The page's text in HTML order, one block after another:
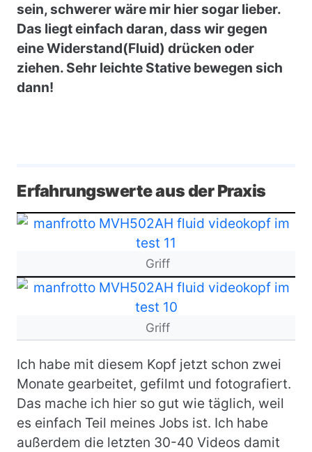
sein, schwerer wäre mir hier sogar lieber.
Das liegt einfach daran, dass wir gegen
eine Widerstand(Fluid) drücken oder
ziehen. Sehr leichte Stative bewegen sich
dann!
Erfahrungswerte aus der Praxis
Bild
Griff
Bild
Griff
Ich habe mit diesem Kopf jetzt schon zwei
Monate gearbeitet, gefilmt und fotografiert.
Das mache ich hier so gut wie täglich, weil
es einfach Teil meines Jobs ist. Ich habe
außerdem die letzten 30-40 Videos damit